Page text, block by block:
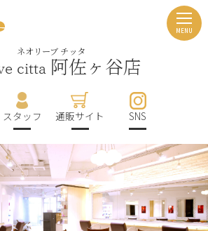
ネオリーブ チッタ
citta 阿佐ヶ谷店
スタッフ 通販サイト SNS